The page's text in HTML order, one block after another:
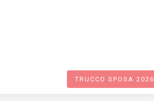
TRUCCO SPOSA 2026